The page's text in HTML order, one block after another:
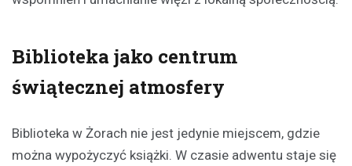
Biblioteka jako centrum
świątecznej atmosfery
Biblioteka w Żorach nie jest jedynie miejscem, gdzie
można wypożyczyć książki. W czasie adwentu staje się